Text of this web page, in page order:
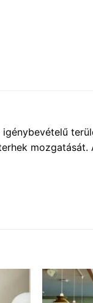
mozgatását.